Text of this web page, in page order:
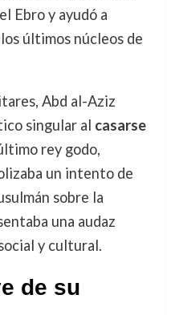
Ebro y ayudó a
últimos núcleos de
Abd al-Aziz
singular al casarse
rey godo,
un intento de
sobre la
una audaz
y cultural.
de su